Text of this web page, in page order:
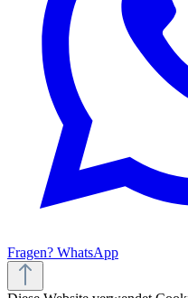
Fragen? WhatsApp